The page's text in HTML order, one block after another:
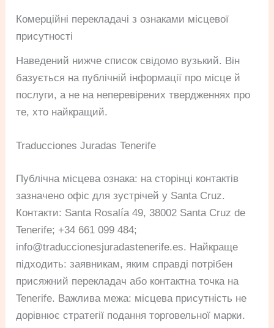
Комерційні перекладачі з ознаками місцевої
присутності
Наведений нижче список свідомо вузький. Він
базується на публічній інформації про місце й
послуги, а не на неперевірених твердженнях про
те, хто найкращий.
Traducciones Juradas Tenerife
Публічна місцева ознака: на сторінці контактів
зазначено офіс для зустрічей у Santa Cruz.
Контакти: Santa Rosalía 49, 38002 Santa Cruz de
Tenerife; +34 661 099 484;
info@traduccionesjuradastenerife.es. Найкраще
підходить: заявникам, яким справді потрібен
присяжний перекладач або контактна точка на
Tenerife. Важлива межа: місцева присутність не
дорівнює стратегії подання торговельної марки.